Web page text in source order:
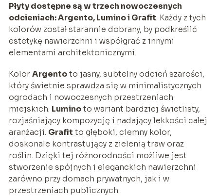
Płyty dostępne są w trzech nowoczesnych
odcieniach: Argento, Lumino i Grafit. Każdy z tych
kolorów został starannie dobrany, by podkreślić
estetykę nawierzchni i współgrać z innymi
elementami architektonicznymi.
KolorArgentoto jasny, subtelny odcień szarości,
który świetnie sprawdza się w minimalistycznych
ogrodach i nowoczesnych przestrzeniach
miejskich. Luminoto wariant bardziej świetlisty,
rozjaśniający kompozycję i nadający lekkości całej
aranżacji. Grafit to głęboki, ciemny kolor,
doskonale kontrastujący z zielenią traw oraz
roślin. Dzięki tej różnorodności możliwe jest
stworzenie spójnych i eleganckich nawierzchni
zarówno przy domach prywatnych, jak i w
przestrzeniach publicznych.